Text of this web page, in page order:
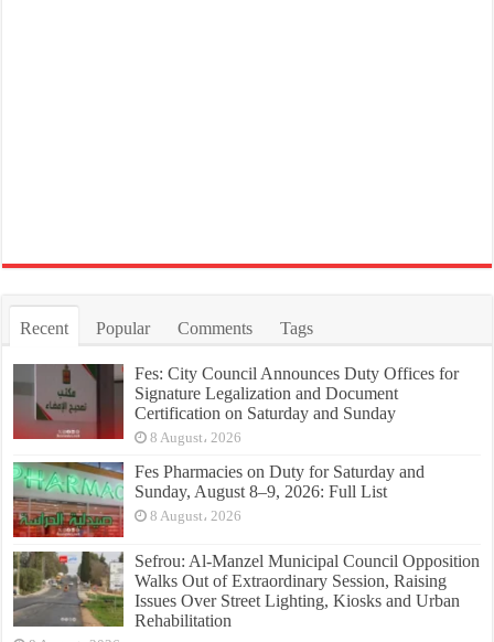
Recent Popular Comments Tags
Fes: City Council Announces Duty Offices for
Signature Legalization and Document
Certification on Saturday and Sunday
8 August، 2026
Fes Pharmacies on Duty for Saturday and
Sunday, August 8–9, 2026: Full List
8 August، 2026
Sefrou: Al-Manzel Municipal Council Opposition
Walks Out of Extraordinary Session, Raising
Issues Over Street Lighting, Kiosks and Urban
Rehabilitation